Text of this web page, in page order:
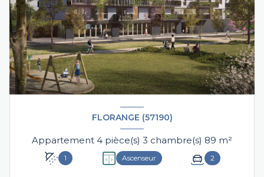
FLORANGE (57190)
Appartement 4 pièce(s) 3 chambre(s) 89 m²
1 Ascenseur 2